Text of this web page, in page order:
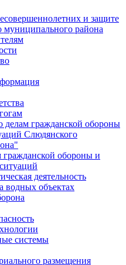
и защите
муниципального района
гражданской обороны
Слюдянского
гражданской обороны и
деятельность
водных объектах
системы
размещения